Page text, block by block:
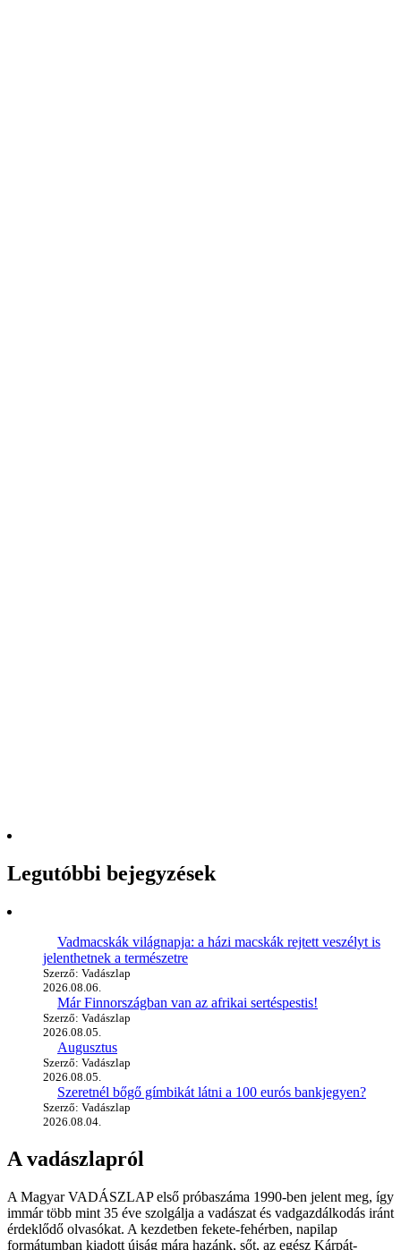
Legutóbbi bejegyzések
Vadmacskák világnapja: a házi macskák rejtett veszélyt is
jelenthetnek a természetre
Szerző: Vadászlap
2026.08.06.
Már Finnországban van az afrikai sertéspestis!
Szerző: Vadászlap
2026.08.05.
Augusztus
Szerző: Vadászlap
2026.08.05.
Szeretnél bőgő gímbikát látni a 100 eurós bankjegyen?
Szerző: Vadászlap
2026.08.04.
A vadászlapról
A Magyar VADÁSZLAP első próbaszáma 1990-ben jelent meg, így
immár több mint 35 éve szolgálja a vadászat és vadgazdálkodás iránt
érdeklődő olvasókat. A kezdetben fekete-fehérben, napilap
formátumban kiadott újság mára hazánk, sőt, az egész Kárpát-